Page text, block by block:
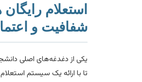
استعلام
شفافیت و
یکی از دغدغه‌های اصلی
تا با ارائه یک سیستم